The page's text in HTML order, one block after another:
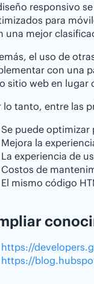
responsivo
para
una mejor
el uso de
con una
sitio web en lugar
lo tanto, entre las
Se puede
Mejora la
La experiencia de
Costos de
El mismo código
https://
https://